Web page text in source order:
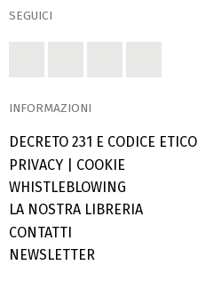
SEGUICI
INFORMAZIONI
DECRETO 231 E CODICE ETICO
PRIVACY
COOKIE
WHISTLEBLOWING
LA NOSTRA LIBRERIA
CONTATTI
NEWSLETTER